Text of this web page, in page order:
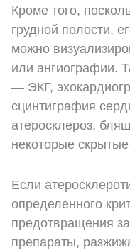
Кроме того,
грудной полости,
можно
или ангиографии.
— ЭКГ,
сцинтиграфия
атеросклероз,
некоторые скрытые
Если
определенного
предотвращения
препараты,